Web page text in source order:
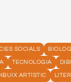
SOCIALS
TECNOLOGIA
ARTÍSTIC